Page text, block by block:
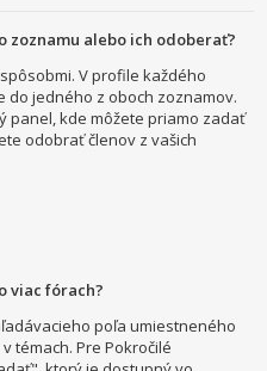
zoznamu alebo ich odoberať?
V profile každého
jedného z oboch zoznamov.
panel, kde môžete priamo zadať
odobrať členov z vašich
viac fórach?
poľa umiestneného
témach. Pre Pokročilé